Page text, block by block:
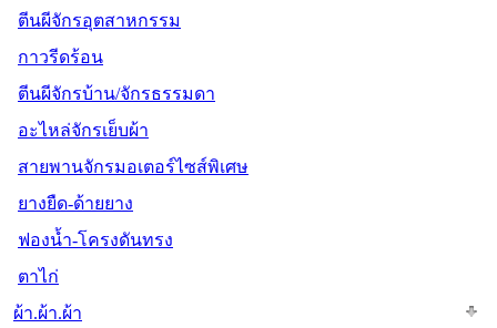
ตีนผีจักรอุตสาหกรรม
กาวรีดร้อน
ตีนผีจักรบ้าน/จักรธรรมดา
อะไหล่จักรเย็บผ้า
สายพานจักรมอเตอร์ไซส์พิเศษ
ยางยืด-ด้ายยาง
ฟองน้ำ-โครงดันทรง
ตาไก่
ผ้า.ผ้า.ผ้า